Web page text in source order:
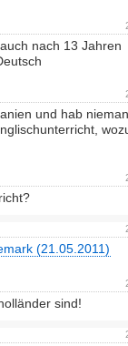
nach 13 Jahren
und hab
(21.05.2011)
sind!